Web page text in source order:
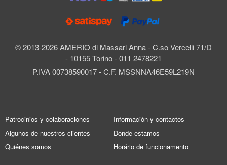
© 2013-2026 AMERIO di Massari Anna - C.so Vercelli 71/D
- 10155 Torino - 011 2478221
P.IVA 00738590017 - C.F. MSSNNA46E59L219N
Patrocinios y colaboraciones
Algunos de nuestros clientes
Quiénes somos
Información y contactos
Donde estamos
Horário de funcionamento